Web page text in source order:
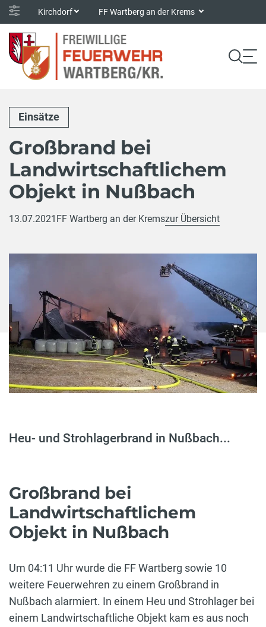
Kirchdorf FF Wartberg an der Krems
Einsätze
Großbrand bei
Landwirtschaftlichem
Objekt in Nußbach
13.07.2021 FF Wartberg an der Kremszur Übersicht
Heu- und Strohlagerbrand in Nußbach...
Großbrand bei
Landwirtschaftlichem
Objekt in Nußbach
Um 04:11 Uhr wurde die FF Wartberg sowie 10
weitere Feuerwehren zu einem Großbrand in
Nußbach alarmiert. In einem Heu und Strohlager bei
einem Landwirtschaftliche Objekt kam es aus noch